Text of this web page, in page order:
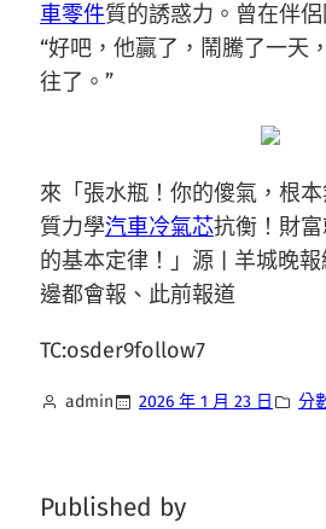
車零件質的誘惑力。曾在伴侶
“好吧，他贏了，鬧騰了一天
往了。”
來「張水瓶！你的傻氣，根
質力學汽車冷氣芯抗衡！財
的基本定律！」源 | 羊城晚
邊都會報、此前報道
TC:osder9follow7
admin 2026 年 1 月 23 日 分
Published by